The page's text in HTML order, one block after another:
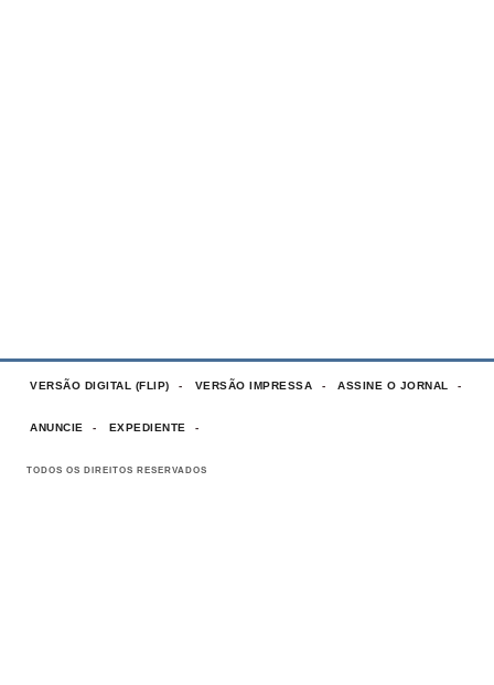
VERSÃO DIGITAL (FLIP) VERSÃO IMPRESSA ASSINE O JORNAL
ANUNCIE EXPEDIENTE
TODOS OS DIREITOS RESERVADOS